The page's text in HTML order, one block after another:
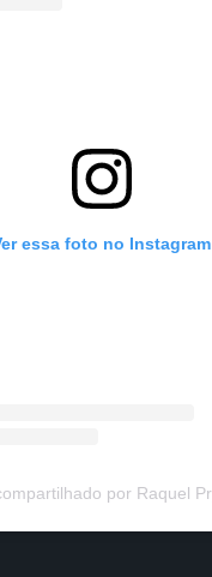
essa foto no Instagram